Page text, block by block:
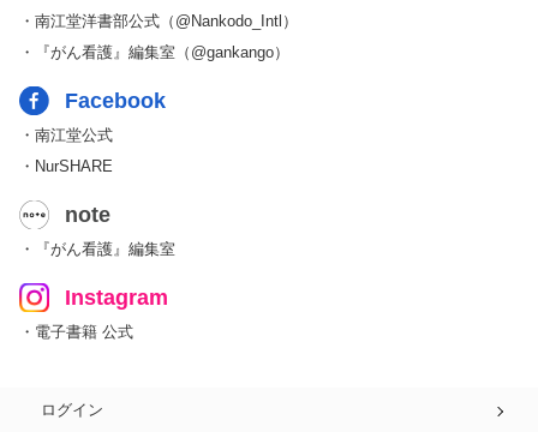
・南江堂洋書部公式（@Nankodo_Intl）
・『がん看護』編集室（@gankango）
Facebook
・南江堂公式
・NurSHARE
note
・『がん看護』編集室
Instagram
・電子書籍 公式
ログイン